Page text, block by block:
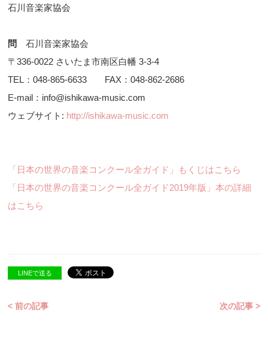
石川音楽家協会
問石川音楽家協会
〒336-0022 さいたま市南区白幡 3-3-4
TEL：048-865-6633 FAX：048-862-2686
E-mail：info@ishikawa-music.com
ウェブサイト: http://ishikawa-music.com
「日本の世界の音楽コンクール全ガイド」もくじはこちら
「日本の世界の音楽コンクール全ガイド2019年版」本の詳細
はこちら
LINEで送る
< 前の記事 次の記事 >